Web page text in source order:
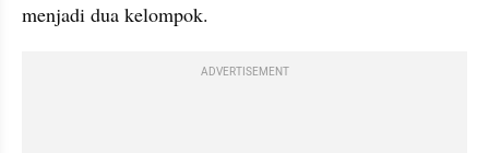
menjadi dua kelompok.
ADVERTISEMENT